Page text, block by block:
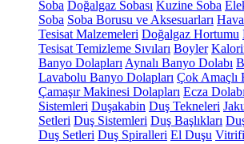
Soba Doğalgaz Sobası Kuzine Soba
Soba Soba Borusu ve Aksesuarları
Tesisat Malzemeleri Doğalgaz Hortumu
Tesisat Temizleme Sıvıları Boyler
Banyo Dolapları Aynalı Banyo Dolabı
Lavabolu Banyo Dolapları Çok Amaçlı
Çamaşır Makinesi Dolapları Ecza Dolabı
Sistemleri Duşakabin Duş Tekneleri
Setleri Duş Sistemleri Duş Başlıkları
Duş Setleri Duş Spiralleri El Duşu